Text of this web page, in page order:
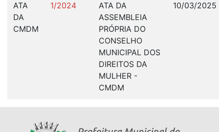
ATA
DA
CMDM
1/2024
ATA DA
ASSEMBLEIA
PRÓPRIA DO
CONSELHO
MUNICIPAL DOS
DIREITOS DA
MULHER -
CMDM
10/03/2025